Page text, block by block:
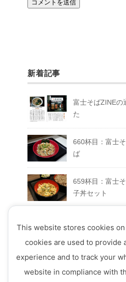
新着記事
富士そばZINEの
た
660杯目：富士
ば
659杯目：富士
子丼セット
店でFUJIYAMA
657杯目：富士
ミートソースそ
This website stores cookies
cookies are used to provide
experience and to track your
website in compliance with